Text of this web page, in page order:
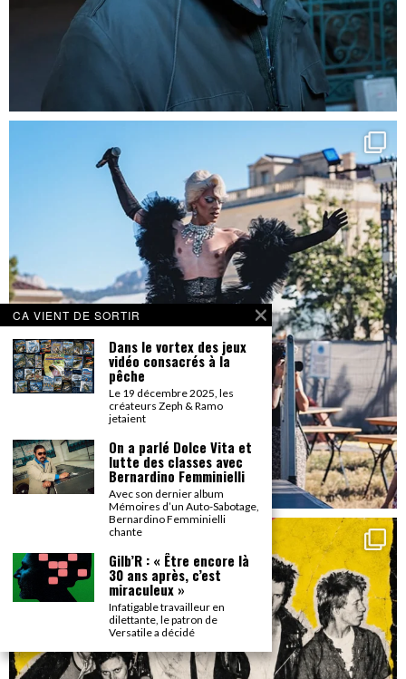
CA VIENT DE SORTIR
Dans le vortex des jeux
vidéo consacrés à la
pêche
Le 19 décembre 2025, les
créateurs Zeph & Ramo
jetaient
On a parlé Dolce Vita et
lutte des classes avec
Bernardino Femminielli
Avec son dernier album
Mémoires d’un Auto-Sabotage,
Bernardino Femminielli
chante
Gilb’R : « Être encore là
30 ans après, c’est
miraculeux »
Infatigable travailleur en
dilettante, le patron de
Versatile a décidé